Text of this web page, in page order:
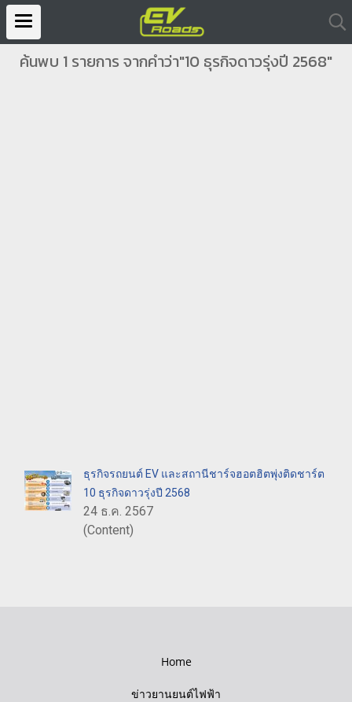
ค้นพบ 1 รายการ จากคำว่า"10 ธุรกิจดาวรุ่งปี 2568"
ธุรกิจรถยนต์ EV และสถานีชาร์จฮอตฮิตพุ่งติดชาร์ต
10 ธุรกิจดาวรุ่งปี 2568
24 ธ.ค. 2567
(Content)
Home
ข่าวยานยนต์ไฟฟ้า